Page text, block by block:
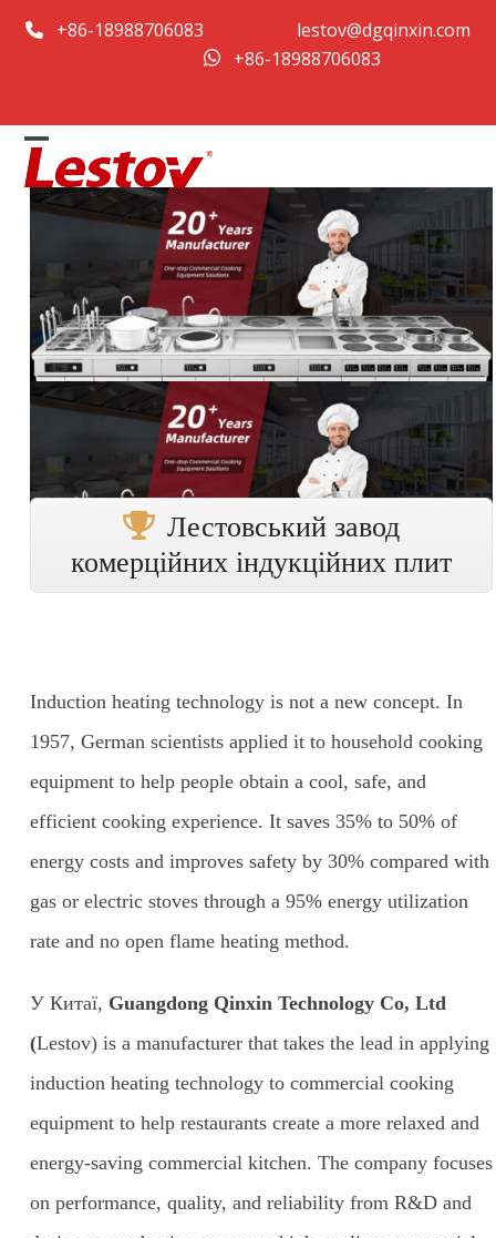
+86-18988706083
lestov@dgqinxin.com
+86-18988706083
Open
mobile
Close
mobile
Лестовський завод
комерційних індукційних плит
Induction heating technology is not a new concept. In
1957, German scientists applied it to household cooking
equipment to help people obtain a cool, safe, and
efficient cooking experience. It saves 35% to 50% of
energy costs and improves safety by 30% compared with
gas or electric stoves through a 95% energy utilization
rate and no open flame heating method.
У Китаї, Guangdong Qinxin Technology Co, Ltd
(Lestov) is a manufacturer that takes the lead in applying
induction heating technology to commercial cooking
equipment to help restaurants create a more relaxed and
energy-saving commercial kitchen. The company focuses
on performance, quality, and reliability from R&D and